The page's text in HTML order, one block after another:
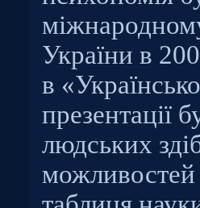
України в
в
презентації
людських